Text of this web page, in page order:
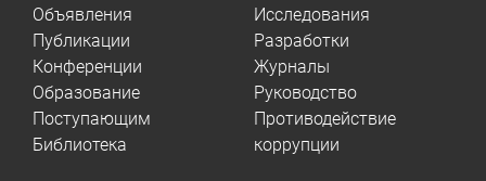
Объявления
Публикации
Конференции
Образование
Поступающим
Библиотека
Исследования
Разработки
Журналы
Руководство
Противодействие
коррупции